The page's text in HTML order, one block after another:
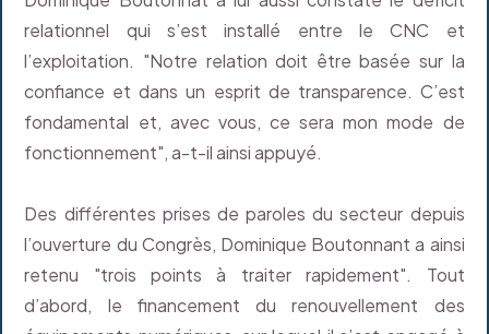
relationnel qui s’est installé entre le CNC et
l’exploitation. "Notre relation doit être basée sur la
confiance et dans un esprit de transparence. C’est
fondamental et, avec vous, ce sera mon mode de
fonctionnement", a-t-il ainsi appuyé.
Des différentes prises de paroles du secteur depuis
l’ouverture du Congrès, Dominique Boutonnant a ainsi
retenu "trois points à traiter rapidement". Tout
d’abord, le financement du renouvellement des